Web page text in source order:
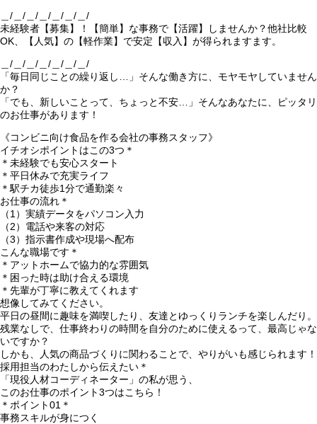
＿/＿/＿/＿/＿/＿/＿/
未経験者【募集】！【簡単】な事務で【活躍】しませんか？他社比較
OK、【人気】の【軽作業】で安定【収入】が得られますます。
＿/＿/＿/＿/＿/＿/＿/
「毎日同じことの繰り返し…」そんな働き方に、モヤモヤしていません
か？
「でも、新しいことって、ちょっと不安…」そんなあなたに、ピッタリ
のお仕事があります！
《コンビニ向け食品を作る会社の事務スタッフ》
イチオシポイントはこの3つ＊
＊未経験でも安心スタート
＊平日休みで充実ライフ
＊駅チカ徒歩1分で通勤楽々
お仕事の流れ＊
（1）実績データをパソコン入力
（2）電話や来客の対応
（3）指示書作成や現場へ配布
こんな職場です＊
＊アットホームで協力的な雰囲気
＊困った時は助け合える環境
＊先輩が丁寧に教えてくれます
想像してみてください。
平日の昼間に趣味を満喫したり、友達とゆっくりランチを楽しんだり。
残業なしで、仕事終わりの時間を自分のために使えるって、最高じゃな
いですか？
しかも、人気の商品づくりに関わることで、やりがいも感じられます！
採用担当のわたしから伝えたい＊
「現役人材コーディネーター」の私が思う、
このお仕事のポイント3つはこちら！
＊ポイント01＊
事務スキルが身につく